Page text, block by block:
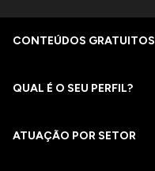
CONTEÚDOS GRATUITOS
QUAL É O SEU PERFIL?
ATUAÇÃO POR SETOR